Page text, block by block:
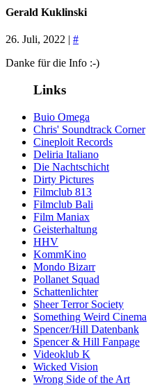
Gerald Kuklinski
26. Juli, 2022 | #
Danke für die Info :-)
Links
Buio Omega
Chris' Soundtrack Corner
Cineploit Records
Deliria Italiano
Die Nachtschicht
Dirty Pictures
Filmclub 813
Filmclub Bali
Film Maniax
Geisterhaltung
HHV
KommKino
Mondo Bizarr
Pollanet Squad
Schattenlichter
Sheer Terror Society
Something Weird Cinema
Spencer/Hill Datenbank
Spencer & Hill Fanpage
Videoklub K
Wicked Vision
Wrong Side of the Art